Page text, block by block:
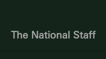
The National Staff